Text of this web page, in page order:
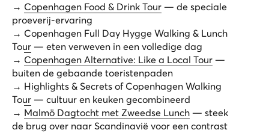
→ Copenhagen Food & Drink Tour — de speciale
proeverij-ervaring
→ Copenhagen Full Day Hygge Walking & Lunch
Tour — eten verweven in een volledige dag
→ Copenhagen Alternative: Like a Local Tour —
buiten de gebaande toeristenpaden
→ Highlights & Secrets of Copenhagen Walking
Tour — cultuur en keuken gecombineerd
→ Malmö Dagtocht met Zweedse Lunch — steek
de brug over naar Scandinavië voor een contrast